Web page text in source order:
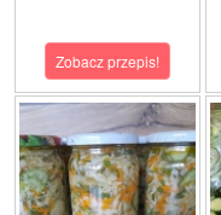
Zobacz przepis!